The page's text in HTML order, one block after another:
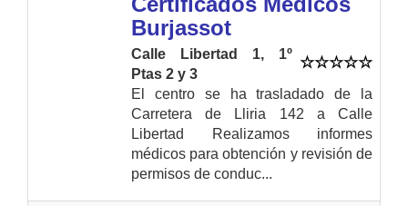
Burjassot
Calle Libertad 1, 1º
Ptas 2 y 3
El centro se ha trasladado de la
Carretera de Lliria 142 a Calle
Libertad Realizamos informes
médicos para obtención y revisión de
permisos de conduc...